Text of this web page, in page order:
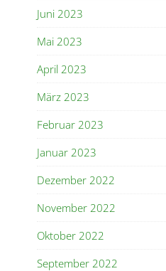
Juni 2023
Mai 2023
April 2023
März 2023
Februar 2023
Januar 2023
Dezember 2022
November 2022
Oktober 2022
September 2022